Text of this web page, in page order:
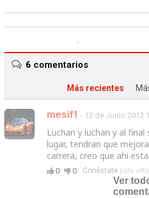
6 comentarios
Más recientes
mesif1 - 12 de Junio 2012
Luchan y luchan y al
lugar, tendran que
carrera, creo que ahi
0 0 Conéctatepara
Ver